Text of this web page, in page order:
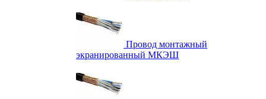
Провод монтажный
экранированный МКЭШ